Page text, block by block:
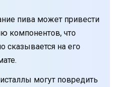
пива может привести
компонентов, что
сказывается на его
могут повредить